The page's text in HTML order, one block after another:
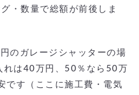
・数量で総額が前後しま
のガレージシャッターの場
れは40万円、50％なら50万
です（ここに施工費・電気